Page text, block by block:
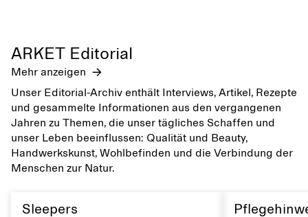
ARKET Editorial
Mehr anzeigen
Unser Editorial-Archiv enthält Interviews, Artikel, Rezepte
und gesammelte Informationen aus den vergangenen
Jahren zu Themen, die unser tägliches Schaffen und
unser Leben beeinflussen: Qualität und Beauty,
Handwerkskunst, Wohlbefinden und die Verbindung der
Menschen zur Natur.
Sleepers